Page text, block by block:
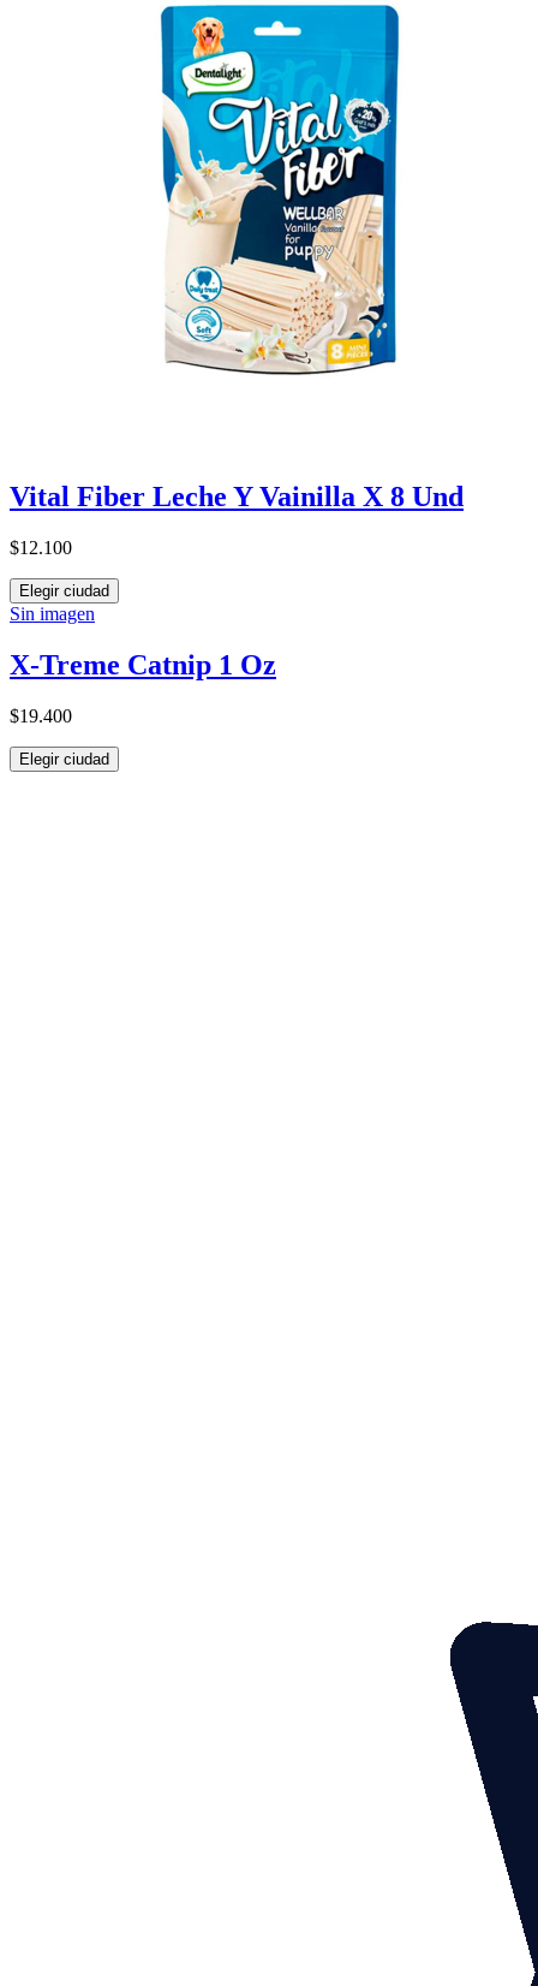
Vital Fiber Leche Y Vainilla X 8 Und
$12.100
Elegir ciudad
Sin imagen
X-Treme Catnip 1 Oz
$19.400
Elegir ciudad